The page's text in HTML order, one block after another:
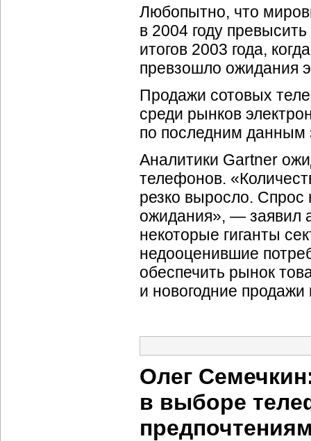
Любопытно, что
в 2004 году
итогов 2003 года,
превзошло ожидания
Продажи сотовых
среди рынков
по последним данным
Аналитики Gartner
телефонов.
резко выросло.
ожидания», — заявил
некоторые гиганты
недооценившие
обеспечить рынок
и новогодние продажи
Олег
в выборе